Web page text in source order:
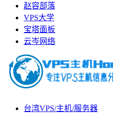
赵容部落
VPS大学
宝塔面板
云岑网络
台湾VPS/主机/服务器